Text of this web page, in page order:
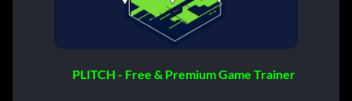
PLITCH - Free & Premium Game Trainer